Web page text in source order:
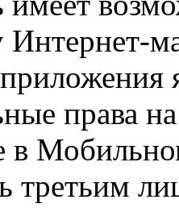
права
в
третьим